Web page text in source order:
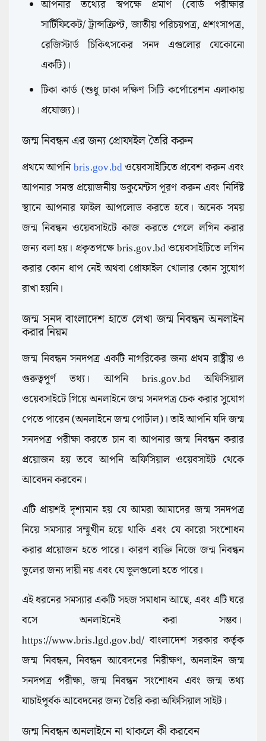
আপনার তথ্যের স্বপক্ষে প্রমাণ (বোর্ড পরীক্ষার
সার্টিফিকেট/ ট্রান্সক্রিপ্ট, জাতীয় পরিচয়পত্র, প্রশংসাপত্র,
রেজিস্টার্ড চিকিৎসকের সনদ এগুলোর যেকোনো
একটি)।
টিকা কার্ড (শুধু ঢাকা দক্ষিণ সিটি কর্পোরেশন এলাকায়
প্রযোজ্য)।
জন্ম নিবন্ধন এর জন্য প্রোফাইল তৈরি করুন
প্রথমে আপনিbris.gov.bdওয়েবসাইটিতে প্রবেশ করুন এবং
আপনার সমস্ত প্রয়োজনীয় ডকুমেন্টস পূরণ করুন এবং নির্দিষ্ট
স্থানে আপনার ফাইল আপলোড করতে হবে। অনেক সময়
জন্ম নিবন্ধন ওয়েবসাইটে কাজ করতে গেলে লগিন করার
জন্য বলা হয়। প্রকৃতপক্ষে bris.gov.bd ওয়েবসাইটিতে লগিন
করার কোন ধাপ নেই অথবা প্রোফাইল খোলার কোন সুযোগ
রাখা হয়নি।
জন্ম সনদ বাংলাদেশ হাতে লেখা জন্ম নিবন্ধন অনলাইন
করার নিয়ম
জন্ম নিবন্ধন সনদপত্র একটি নাগরিকের জন্য প্রথম রাষ্ট্রীয় ও
গুরুত্বপূর্ণ তথ্য। আপনি bris.gov.bd অফিসিয়াল
ওয়েবসাইটে গিয়ে অনলাইনে জন্ম সনদপত্র চেক করার সুযোগ
পেতে পারেন (অনলাইনে জন্ম পোর্টাল)। তাই আপনি যদি জন্ম
সনদপত্র পরীক্ষা করতে চান বা আপনার জন্ম নিবন্ধন করার
প্রয়োজন হয় তবে আপনি অফিসিয়াল ওয়েবসাইট থেকে
আবেদন করবেন।
এটি প্রায়শই দৃশ্যমান হয় যে আমরা আমাদের জন্ম সনদপত্র
নিয়ে সমস্যার সম্মুখীন হয়ে থাকি এবং যে কারো সংশোধন
করার প্রয়োজন হতে পারে। কারণ ব্যক্তি নিজে জন্ম নিবন্ধন
ভুলের জন্য দায়ী নয় এবং যে ভুলগুলো হতে পারে।
এই ধরনের সমস্যার একটি সহজ সমাধান আছে, এবং এটি ঘরে
বসে অনলাইনেই করা সম্ভব।
https://www.bris.lgd.gov.bd/ বাংলাদেশ সরকার কর্তৃক
জন্ম নিবন্ধন, নিবন্ধন আবেদনের নিরীক্ষণ, অনলাইন জন্ম
সনদপত্র পরীক্ষা, জন্ম নিবন্ধন সংশোধন এবং জন্ম তথ্য
যাচাইপূর্বক আবেদনের জন্য তৈরি করা অফিসিয়াল সাইট।
জন্ম নিবন্ধন অনলাইনে না থাকলে কী করবেন